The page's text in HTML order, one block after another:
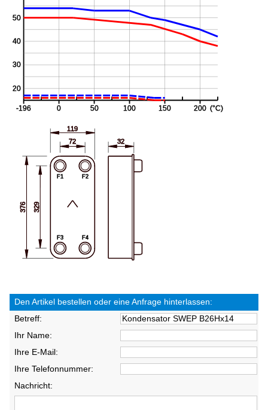
Den Artikel bestellen oder eine Anfrage hinterlassen:
Betreff:
Ihr Name:
Ihre E-Mail:
Ihre Telefonnummer:
Nachricht: